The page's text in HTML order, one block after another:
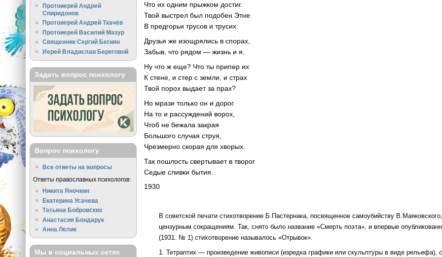
Что их одним прыжком достиг.
Твой выстрел был подобен Этне
В предгорьи трусов и трусих.
Друзья же изощрялись в спорах,
Забыв, что рядом — жизнь и я.
Ну что ж еще? Что ты припер их
К стене, и стер с земли, и страх
Твой порох выдает за прах?
Но мрази только он и дорог.
На то и рассуждений ворох,
Чтоб не бежала закрая
Большого случая струя,
Чрезмерно скорая для хворых.
Так пошлость свертывает в творог
Седые сливки бытия.
1930
В советской печати стихотворение Б.Пастернака, посвященное самоубийству
цензурным сокращениям. Так, снято было название «Смерть поэта», и впервые
(1931. № 1) стихотворение называлось «Отрывок».
1. Тетраптих — произведение живописи (изредка графики или скульптуры в виде рельефа),
Протоиерей Андрей
Спиридонов
Протоиерей Андрей Ткачёв
Протоиерей Василий Мазур
Священник Сергий Бегиян
Иерей Владислав Береговой
Задать вопрос психологу
Вопрос психологу
Все ответы на вопросы
Ответы православных психологов:
Никита Яночкин
Екатерина Усачева
Татьяна Бобровских
Анастасия Бондарук
Анна Лелик
Мы в социальных сетях